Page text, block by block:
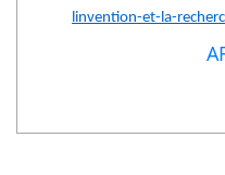
linvention-et-la-